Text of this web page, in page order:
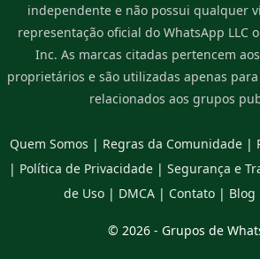
independente e não possui qualquer
representação oficial do WhatsApp LLC
Inc. As marcas citadas pertencem
proprietários e são utilizadas apenas
relacionados aos grupos
Quem Somos | Regras da Comunidade|
| Política de Privacidade | Segurança e
de Uso| DMCA| Contato| Blog
© 2026 - Grupos de